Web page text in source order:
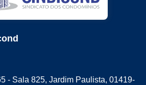
- Sala 825, Jardim Paulista, 01419-